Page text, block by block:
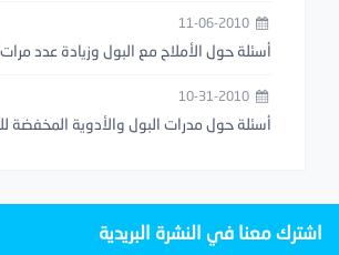
أسئلة حول الأملاح مع البول وزيادة عدد مرات
أسئلة حول مدرات البول والأدوية المخفضة
اشترك معنا في النشرة البريدية